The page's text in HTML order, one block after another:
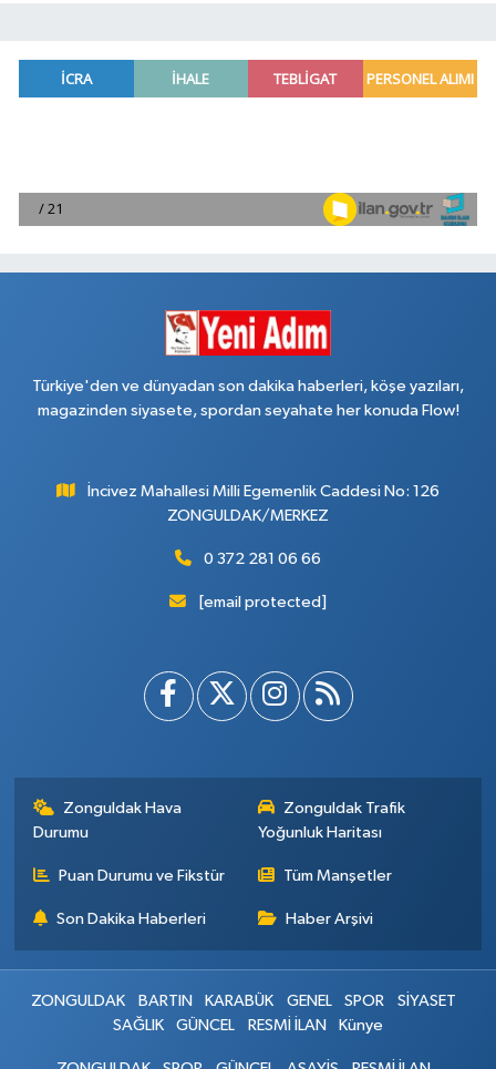
Türkiye'den ve dünyadan son dakika haberleri, köşe yazıları,
magazinden siyasete, spordan seyahate her konuda Flow!
İncivez Mahallesi Milli Egemenlik Caddesi No: 126
ZONGULDAK/MERKEZ
0 372 281 06 66
[email protected]
Zonguldak Hava
Durumu
Zonguldak Trafik
Yoğunluk Haritası
Puan Durumu ve Fikstür Tüm Manşetler
Son Dakika Haberleri Haber Arşivi
ZONGULDAK BARTIN KARABÜK GENEL SPOR
SİYASET
SAĞLIK
GÜNCEL RESMİ İLAN Künye